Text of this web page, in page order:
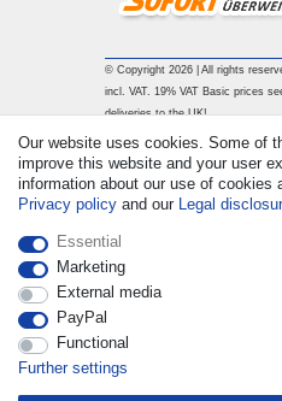
© Copyright 2026 | All rights
incl. VAT. 19% VAT Basic prices
deliveries to the UK!
Our website uses cookies. Some of
improve this website and your user
information about our use of cookies
Privacy policy and our Legal
Essential
Marketing
External media
PayPal
Functional
Further settings
Withdraw from